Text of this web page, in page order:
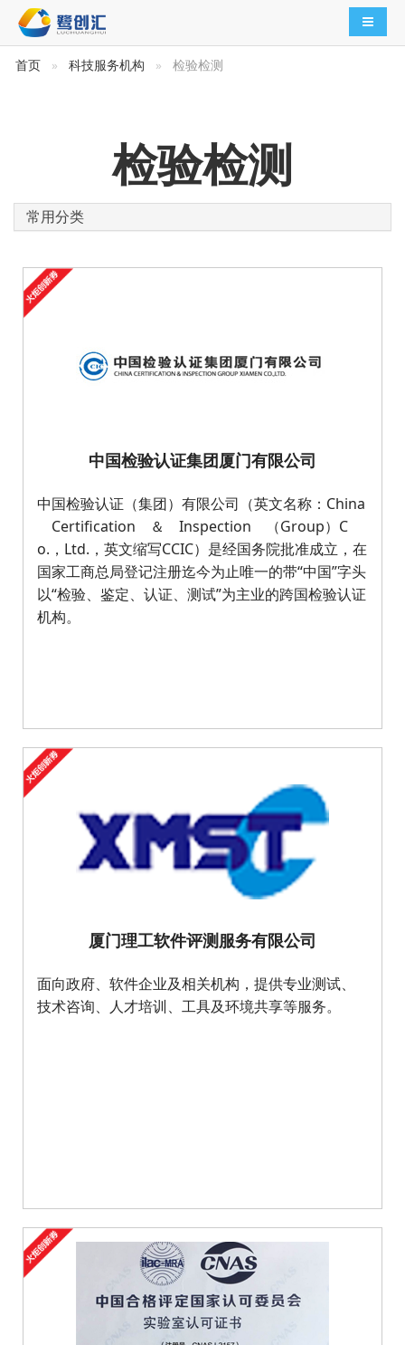
导航切
首页 科技服务机构 检验检测
检验检测
常用分类
中国检验认证集团厦门有限公司
中国检验认证（集团）有限公司（英文名称：China
Certification ＆ Inspection （Group）C
o.，Ltd.，英文缩写CCIC）是经国务院批准成立，在
国家工商总局登记注册迄今为止唯一的带“中国”字头
以“检验、鉴定、认证、测试”为主业的跨国检验认证
机构。
厦门理工软件评测服务有限公司
面向政府、软件企业及相关机构，提供专业测试、
技术咨询、人才培训、工具及环境共享等服务。